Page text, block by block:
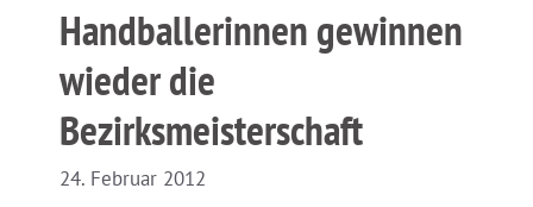
Handballerinnen gewinnen
wieder die
Bezirksmeisterschaft
24. Februar 2012